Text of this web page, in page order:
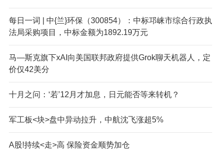
每日一词 | 中{兰}环保（300854）：中标邛崃市综合行政执
法局采购项目，中标金额为1892.19万元
马—斯克旗下xAI向美国联邦政府提供Grok聊天机器人，定
价仅42美分
十月之问：‘若’12月才加息，日元能否等来转机？
军工板<块>盘中异动拉升，中航沈飞涨超5%
A股!持续<走>高 保险资金顺势加仓